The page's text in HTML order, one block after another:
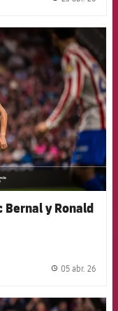
badge
Bernal y Ronald
05 abr. 26
badge